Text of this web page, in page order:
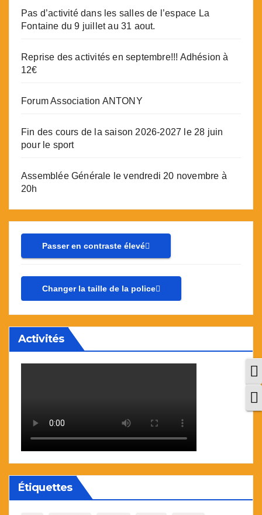
Pas d’activité dans les salles de l’espace La
Fontaine du 9 juillet au 31 aout.
Reprise des activités en septembre!!! Adhésion à
12€
Forum Association ANTONY
Fin des cours de la saison 2026-2027 le 28 juin
pour le sport
Assemblée Générale le vendredi 20 novembre à
20h
Passer en contraste élevé
Changer la taille de la police
Activités
Étiquettes